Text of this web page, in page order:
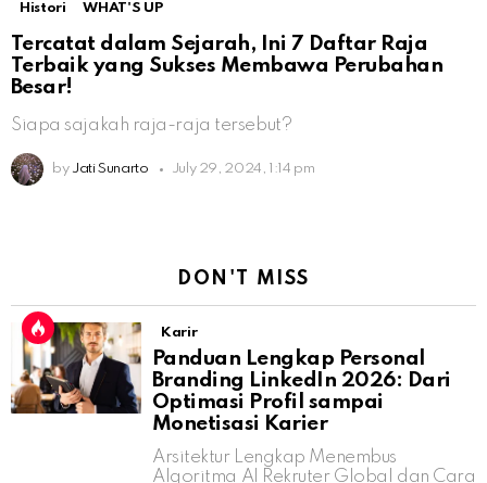
Histori WHAT'S UP
Tercatat dalam Sejarah, Ini 7 Daftar Raja
Terbaik yang Sukses Membawa Perubahan
Besar!
Siapa sajakah raja-raja tersebut?
by Jati Sunarto July 29, 2024, 1:14 pm
DON'T MISS
Karir
Panduan Lengkap Personal
Branding LinkedIn 2026: Dari
Optimasi Profil sampai
Monetisasi Karier
Arsitektur Lengkap Menembus
Algoritma AI Rekruter Global dan Cara